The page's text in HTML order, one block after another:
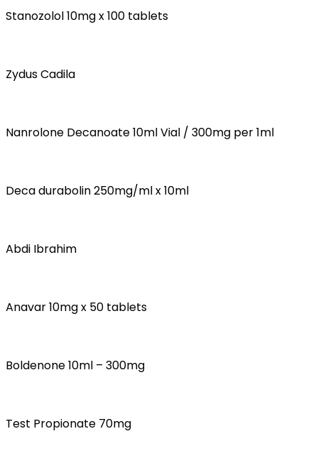
Stanozolol 10mg x 100 tablets
Zydus Cadila
Nanrolone Decanoate 10ml Vial / 300mg per 1ml
Deca durabolin 250mg/ml x 10ml
Abdi Ibrahim
Anavar 10mg x 50 tablets
Boldenone 10ml – 300mg
Test Propionate 70mg